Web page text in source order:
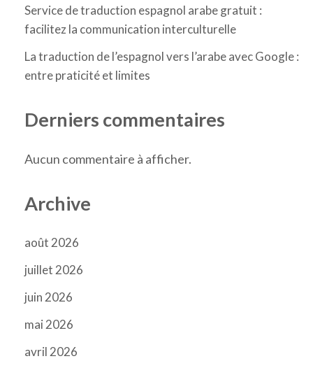
Service de traduction espagnol arabe gratuit :
facilitez la communication interculturelle
La traduction de l’espagnol vers l’arabe avec Google :
entre praticité et limites
Derniers commentaires
Aucun commentaire à afficher.
Archive
août 2026
juillet 2026
juin 2026
mai 2026
avril 2026